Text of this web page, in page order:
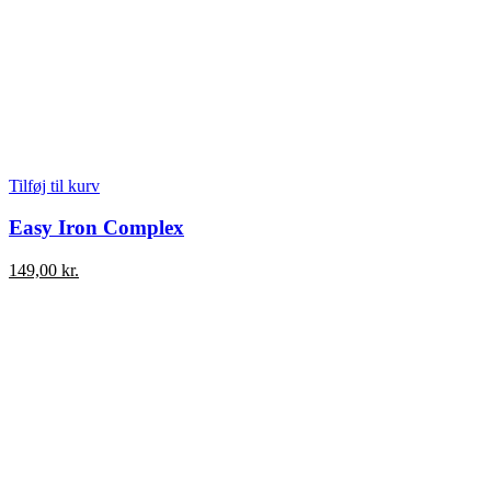
Tilføj til kurv
Easy Iron Complex
149,00 kr.